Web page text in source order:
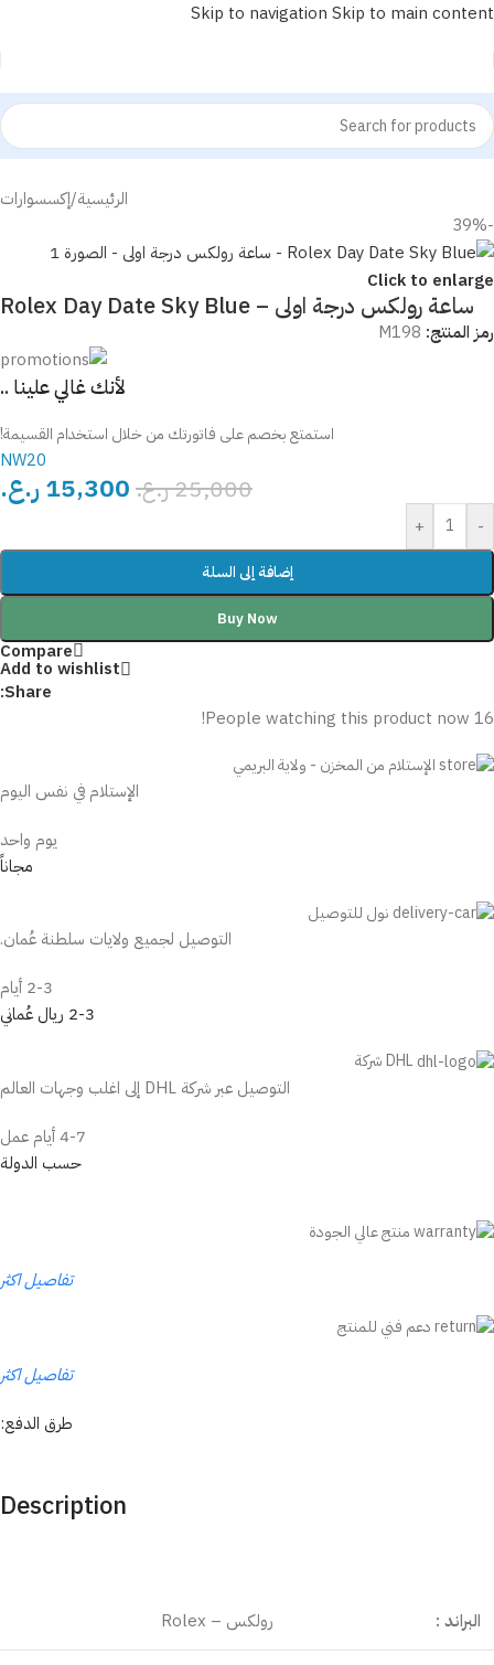
Skip to navigation Skip to main content
الرئيسية/إكسسوارات
-39%
Click to enlarge
ساعة رولكس درجة اولى – Rolex Day Date Sky Blue
رمز المنتج: M198
لأنك غالي علينا ..
استمتع بخصم على فاتورتك من خلال استخدام القسيمة!
NW20
25,000ر.ع.15,300 ر.ع.
-
+
إضافة إلى السلة
Buy Now
Compare
Add to wishlist
Share:
16
People watching this product now!
الإستلام من المخزن - ولاية البريمي
الإستلام في نفس اليوم
يوم واحد
مجاناً
نول للتوصيل
التوصيل لجميع ولايات سلطنة عُمان.
2-3 أيام
2-3 ريال عُماني
DHL شركة
التوصيل عبر شركة DHL إلى اغلب وجهات العالم
4-7 أيام عمل
حسب الدولة
منتج عالي الجودة
تفاصيل اكثر
دعم فني للمنتج
تفاصيل اكثر
طرق الدفع:
Description
البراند : رولكس – Rolex